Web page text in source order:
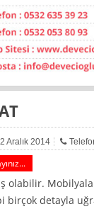
Aralık 2014
olabilir.
birçok detayla